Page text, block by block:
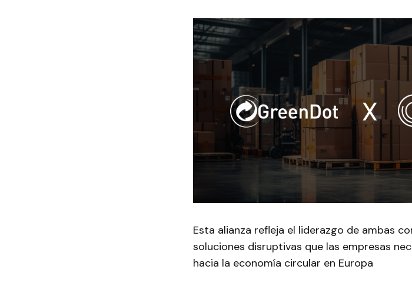
Esta alianza refleja el liderazgo de ambas
soluciones disruptivas que las empresas
hacia la economía circular en Europa